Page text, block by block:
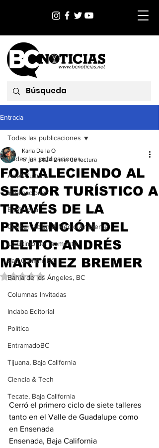
Entrada
Todas las publicaciones
Arte&Cultura
Internacional
EnVictoria
Conservación & Medio Ambiente
Lo último del momento
San Quintín, BC
Bahía de los Ángeles, BC
Columnas Invitadas
Indaba Editorial
Política
EntramadoBC
Tijuana, Baja California
Ciencia & Tech
Tecate, Baja California
Todas las publicaciones
FORTALECIENDO AL
SECTOR TURÍSTICO A
TRAVÉS DE LA
PREVENCIÓN DEL
DELITO: ANDRÉS
MARTÍNEZ BREMER
Karla De la O
17 jun 2024 2 min de lectura
Obtuvo NaN de 5 estrellas.
Cerró el primero ciclo de siete talleres
tanto en el Valle de Guadalupe como
en Ensenada
Ensenada, Baja California